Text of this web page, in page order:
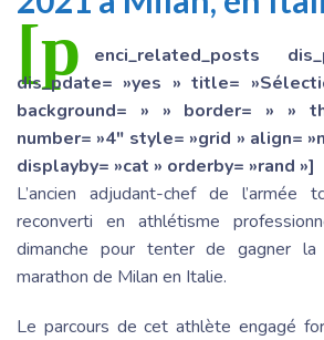
[p
enci_related_posts
dis_pdate= »yes » title=
background= » » border= » »
number= »4″ style= »grid » align=
displayby= »cat » orderby= »rand »]
L’ancien adjudant-chef de l’armée
reconverti en athlétisme
dimanche pour tenter de gagner la
marathon de Milan en Italie.
Le parcours de cet athlète engagé